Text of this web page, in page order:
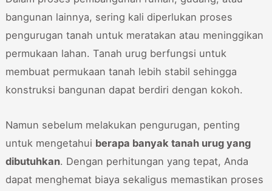
bangunan lainnya, sering kali diperlukan proses
pengurugan tanah untuk meratakan atau meninggikan
permukaan lahan. Tanah urug berfungsi untuk
membuat permukaan tanah lebih stabil sehingga
konstruksi bangunan dapat berdiri dengan kokoh.
Namun sebelum melakukan pengurugan, penting
untuk mengetahui berapa banyak tanah urug yang
dibutuhkan. Dengan perhitungan yang tepat, Anda
dapat menghemat biaya sekaligus memastikan proses